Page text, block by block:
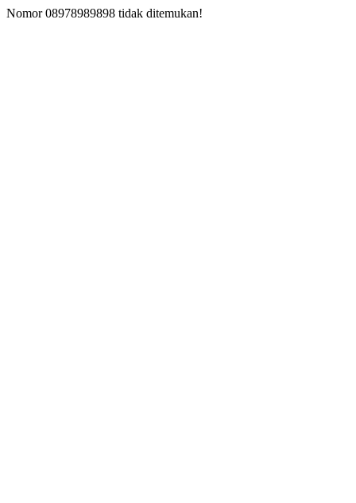
Nomor 08978989898 tidak ditemukan!